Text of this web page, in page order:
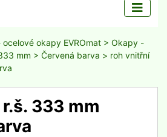
okapy EVROmat > Okapy -
mm > Červená barva > roh vnitřní
333 mm